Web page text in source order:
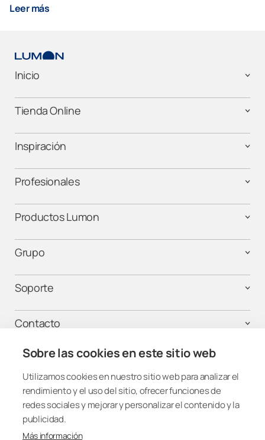
Sobre las cookies en este sitio web
Utilizamos cookies en nuestro sitio web para analizar el
rendimiento y el uso del sitio, ofrecer funciones de
redes sociales y mejorar y personalizar el contenido y la
publicidad.
Más información
Leer más
Inicio
Tienda Online
Inspiración
Profesionales
Productos Lumon
Grupo
Soporte
Contacto
¡Mantente conectado!